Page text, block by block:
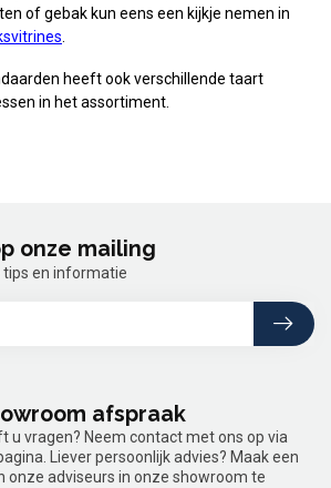
of gebak kun eens een kijkje nemen in
heeft ook verschillende taart
in het assortiment.
afspraak
u vragen? Neem contact met ons op via
Liever persoonlijk advies? Maak een
onze adviseurs in onze showroom te
onze mailing
en informatie